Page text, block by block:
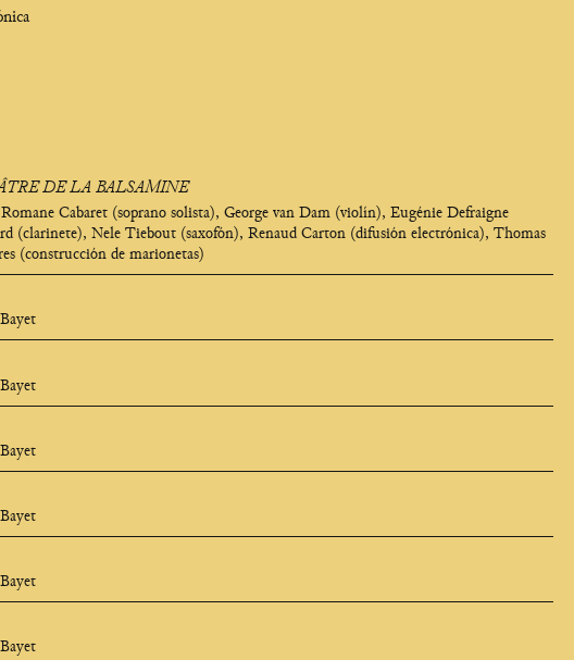
DE LA BALSAMINE
Cabaret (soprano solista), George van Dam (violín), Eugénie Defraigne
(clarinete), Nele Tiebout (saxofón), Renaud Carton (difusión electrónica), Thomas
(construcción de marionetas)